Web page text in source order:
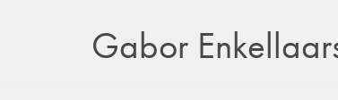
Gabor